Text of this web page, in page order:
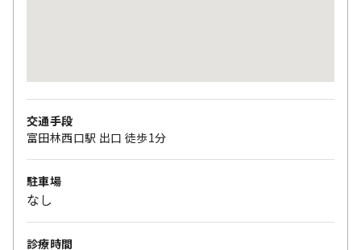
交通手段
富田林西口駅 出口 徒歩1分
駐車場
なし
診療時間